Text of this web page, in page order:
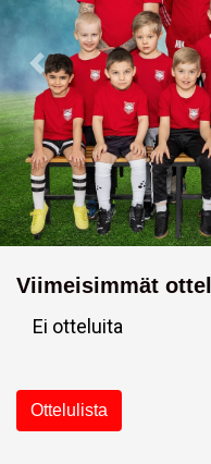
Previous
Viimeisimmät
Ei otteluita
Ottelulista